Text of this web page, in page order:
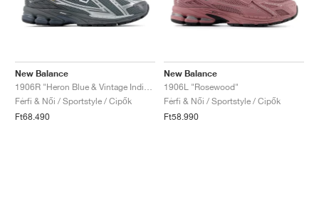
New Balance
1906R "Heron Blue & Vintage Indigo"
Férfi & Női / Sportstyle / Cipők
Ft68.490
New Balance
1906L "Rosewood"
Férfi & Női / Sportstyle / Cipők
Ft58.990